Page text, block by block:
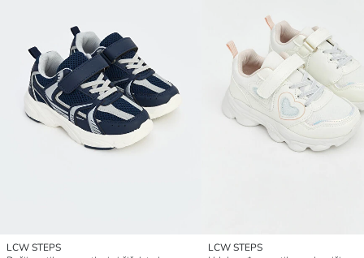
LCW STEPS
LCW STEPS